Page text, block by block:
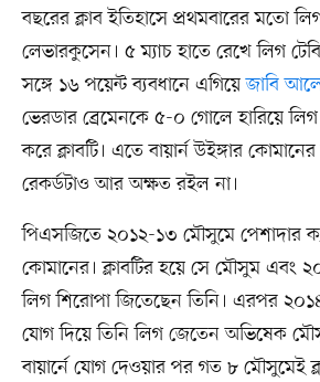
বছরের ক্লাব ইতিহাসে প্রথমবারের মতো
লেভারকুসেন। ৫ ম্যাচ হাতে রেখে লিগ
সঙ্গে ১৬ পয়েন্ট ব্যবধানে এগিয়েজাবি
ভেরডার ব্রেমেনকে ৫-০ গোলে হারিয়ে
করে ক্লাবটি। এতে বায়ার্ন উইঙ্গার
রেকর্ডটাও আর অক্ষত রইল না।
পিএসজিতে ২০১২-১৩ মৌসুমে পেশাদার
কোমানের। ক্লাবটির হয়ে সে মৌসুম এবং
লিগ শিরোপা জিতেছেন তিনি। এরপর
যোগ দিয়ে তিনি লিগ জেতেন অভিষেক
বায়ার্নে যোগ দেওয়ার পর গত ৮ মৌসুমেই